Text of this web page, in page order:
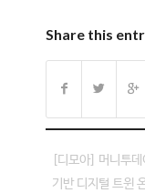
Share this
[디모아] 머니투
기반 디지털 트윈